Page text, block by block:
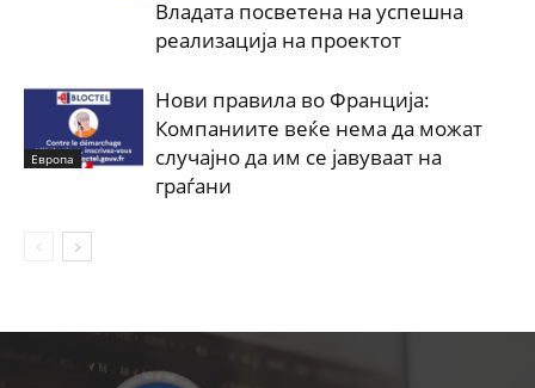
Владата посветена на успешна
реализација на проектот
Европа
Нови правила во Франција:
Компаниите веќе нема да можат
случајно да им се јавуваат на
граѓани